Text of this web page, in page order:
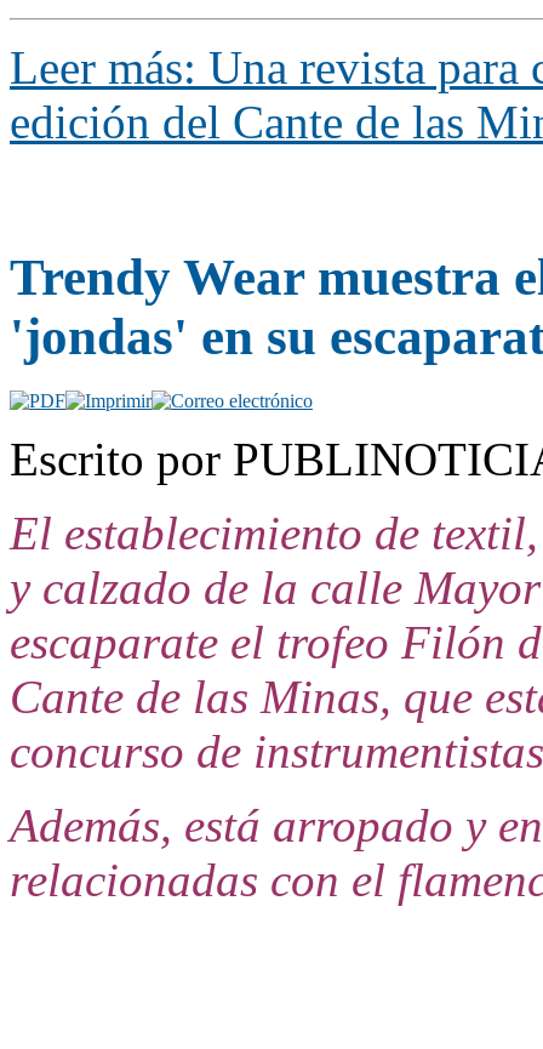
Leer más: Una revista
edición del Cante de las
Trendy Wear muestra
'jondas' en su
Escrito por
El establecimiento de
y calzado de la calle
escaparate el trofeo Filón
Cante de las Minas, que
concurso de
Además, está arropado y
relacionadas con el